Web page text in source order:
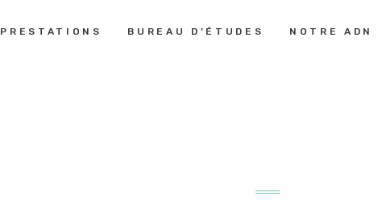
PRESTATIONS BUREAU D’ÉTUDES NOTRE ADN
PRESTATIONS